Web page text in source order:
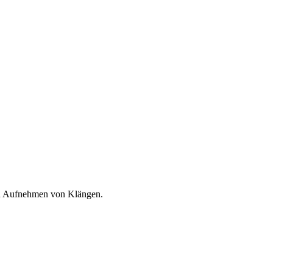
Aufnehmen von Klängen.